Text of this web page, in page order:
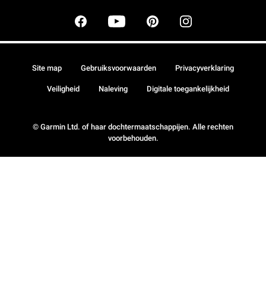
© Garmin Ltd. of haar dochtermaatschappijen. Alle rechten
voorbehouden.
Site map Gebruiksvoorwaarden Privacyverklaring
Veiligheid Naleving Digitale toegankelijkheid